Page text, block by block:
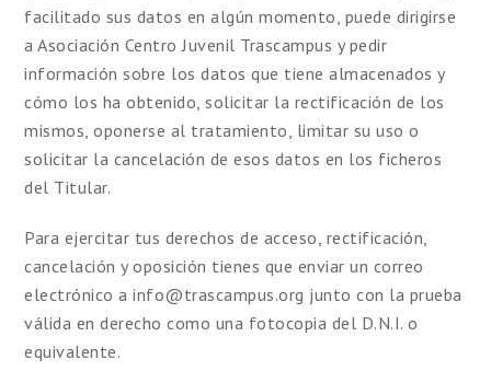
facilitado sus datos en algún momento, puede dirigirse
a Asociación Centro Juvenil Trascampus y pedir
información sobre los datos que tiene almacenados y
cómo los ha obtenido, solicitar la rectificación de los
mismos, oponerse al tratamiento, limitar su uso o
solicitar la cancelación de esos datos en los ficheros
del Titular.
Para ejercitar tus derechos de acceso, rectificación,
cancelación y oposición tienes que enviar un correo
electrónico a info@trascampus.org junto con la prueba
válida en derecho como una fotocopia del D.N.I. o
equivalente.